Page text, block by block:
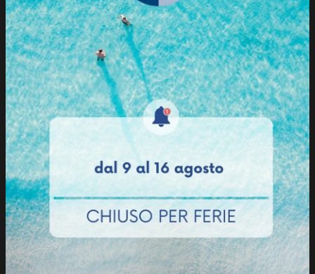
Cachemere Lucido Cachemere Opaco
Grigio Fumo Opaco Grigio Freddo Opaco